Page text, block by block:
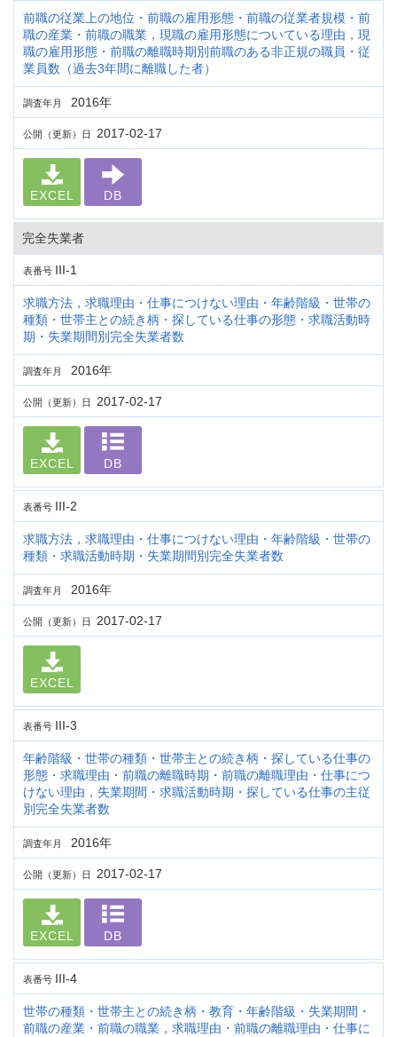
前職の従業上の地位・前職の雇用形態・前職の従業者規模・前
職の産業・前職の職業，現職の雇用形態についている理由，現
職の雇用形態・前職の離職時期別前職のある非正規の職員・従
業員数（過去3年間に離職した者）
調査年月 2016年
公開（更新）日 2017-02-17
EXCEL DB
完全失業者
表番号 III-1
求職方法，求職理由・仕事につけない理由・年齢階級・世帯の
種類・世帯主との続き柄・探している仕事の形態・求職活動時
期・失業期間別完全失業者数
調査年月 2016年
公開（更新）日 2017-02-17
EXCEL DB
表番号 III-2
求職方法，求職理由・仕事につけない理由・年齢階級・世帯の
種類・求職活動時期・失業期間別完全失業者数
調査年月 2016年
公開（更新）日 2017-02-17
EXCEL
表番号 III-3
年齢階級・世帯の種類・世帯主との続き柄・探している仕事の
形態・求職理由・前職の離職時期・前職の離職理由・仕事につ
けない理由，失業期間・求職活動時期・探している仕事の主従
別完全失業者数
調査年月 2016年
公開（更新）日 2017-02-17
EXCEL DB
表番号 III-4
世帯の種類・世帯主との続き柄・教育・年齢階級・失業期間・
前職の産業・前職の職業，求職理由・前職の離職理由・仕事に